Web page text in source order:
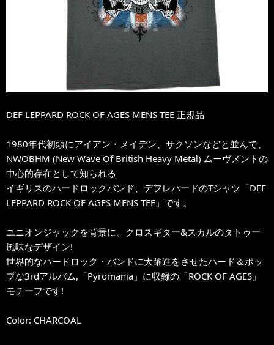
DEF LEPPARD ROCK OF AGES MENS TEE 正規品
1980年代初頭にアイアン・メイデン、サクソンなどと並んで、
NWOBHM (New Wave Of British Heavy Metal) ムーヴメントの
中心的存在として知られる
イギリスのハードロックバンド、デフレパードのTシャツ「DEF
LEPPARD ROCK OF AGES MENS TEE」です。
ユニオンジャックを背景に、クロスギター&スカルのタトゥー
風味なデザイン!
世界的なハードロック・バンドに大躍進をさせたハード＆ポッ
プな3rdアルバム,「Pyromania」に収録の「ROCK OF AGES」
モチーフです!
Color: CHARCOAL